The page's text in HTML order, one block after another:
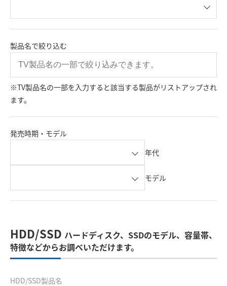
製品名で絞り込む
※TV製品名の一部を入力すると該当する製品がリストアップされ
ます。
発売時期・モデル
年代
モデル
HDD/SSD ハードディスク、SSDのモデル、容量帯、
特徴などからお調べいただけます。
HDD/SSD製品名